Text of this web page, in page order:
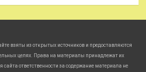
взяты из открытых источников и предоставляются
целях. Права на материалы принадлежат их
ответственности за содержание материала не